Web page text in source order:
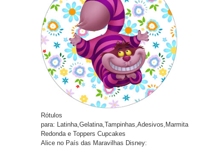
Rótulos
para:
Latinha,Gelatina,Tampinhas,Adesivos,Marmita
Redonda e Toppers Cupcakes
Alice no País das Maravilhas Disney: